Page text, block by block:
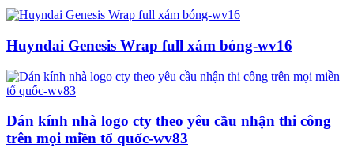
Huyndai Genesis Wrap full xám bóng-wv16
Dán kính nhà logo cty theo yêu cầu nhận thi công
trên mọi miền tổ quốc-wv83